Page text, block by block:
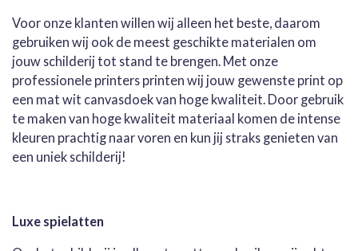
Voor onze klanten willen wij alleen het beste, daarom
gebruiken wij ook de meest geschikte materialen om
jouw schilderij tot stand te brengen. Met onze
professionele printers printen wij jouw gewenste print op
een mat wit canvasdoek van hoge kwaliteit. Door gebruik
te maken van hoge kwaliteit materiaal komen de intense
kleuren prachtig naar voren en kun jij straks genieten van
een uniek schilderij!
Luxe spielatten